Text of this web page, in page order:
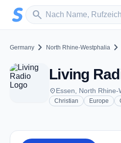
Zum Hauptinhalt springen
search
Sender suchen
Germany chevron_right North Rhine-Westphalia chevron_right
Living
placeEssen, North
Christian Europe